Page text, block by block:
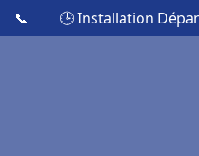
📞 🕒 Installation